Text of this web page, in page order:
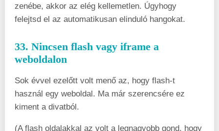
zenébe, akkor az elég kellemetlen. Úgyhogy
felejtsd el az automatikusan elinduló hangokat.
33. Nincsen flash vagy iframe a
weboldalon
Sok évvel ezelőtt volt menő az, hogy flash-t
használ egy weboldal. Ma már szerencsére ez
kiment a divatból.
(A flash oldalakkal az volt a legnagyobb gond, hogy